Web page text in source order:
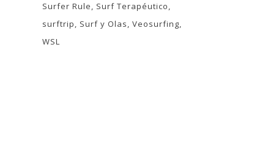
Surfer Rule
Surf Terapéutico
surftrip
Surf y Olas Veosurfing
WSL